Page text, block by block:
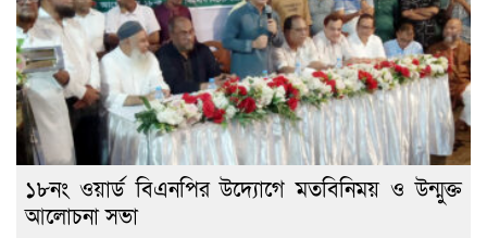
১৮নং ওয়ার্ড বিএনপির উদ্যোগে মতবিনিময় ও উন্মুক্ত
আলোচনা সভা